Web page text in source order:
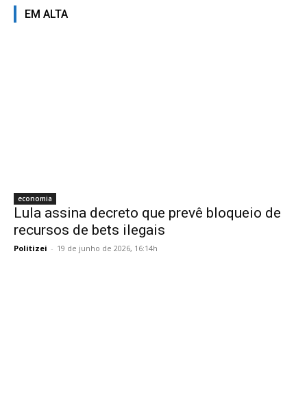
EM ALTA
economia
Lula assina decreto que prevê bloqueio de
recursos de bets ilegais
Politizei - 19 de junho de 2026, 16:14h